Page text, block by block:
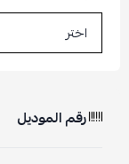
رقم الموديل